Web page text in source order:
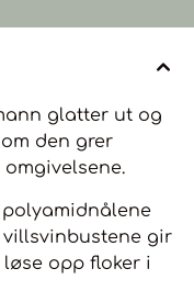
glatter ut og
den grer
villsvinbustene gir
opp floker i